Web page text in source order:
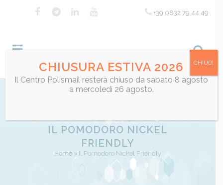
+39 0832 79 44 49
IL POMODORO NICKEL
FRIENDLY
Home > Il Pomodoro Nickel Friendly
CHIUSURA ESTIVA 2026
Il Centro Polismail resterà chiuso da sabato 8 agosto
a mercoledì 26 agosto.
CHIUDI